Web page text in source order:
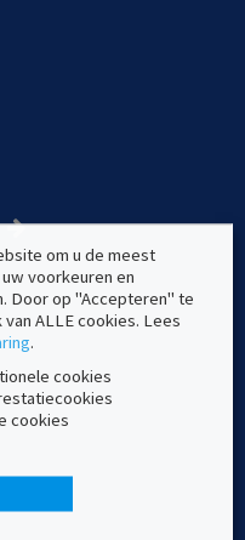
om u de meest
voorkeuren en
Door op "Accepteren" te
ALLE cookies. Lees
.
cookies
cookies